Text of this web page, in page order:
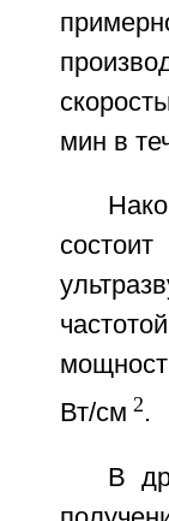
мин в
Вт/см 2.
В